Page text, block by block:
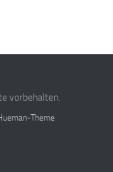
vorbehalten.
Theme